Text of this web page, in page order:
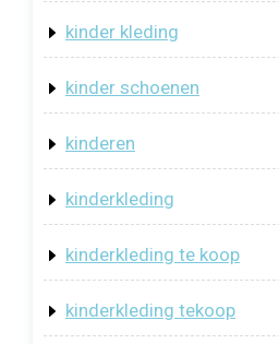
kinder kleding
kinder schoenen
kinderen
kinderkleding
kinderkleding te koop
kinderkleding tekoop